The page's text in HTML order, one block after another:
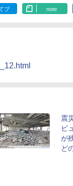
ブ note
震
ビ
が
ど